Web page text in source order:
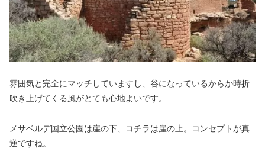
雰囲気と完全にマッチしていますし、谷になっているからか時折
吹き上げてくる風がとても心地よいです。
メサベルデ国立公園は崖の下、コチラは崖の上。コンセプトが真
逆ですね。